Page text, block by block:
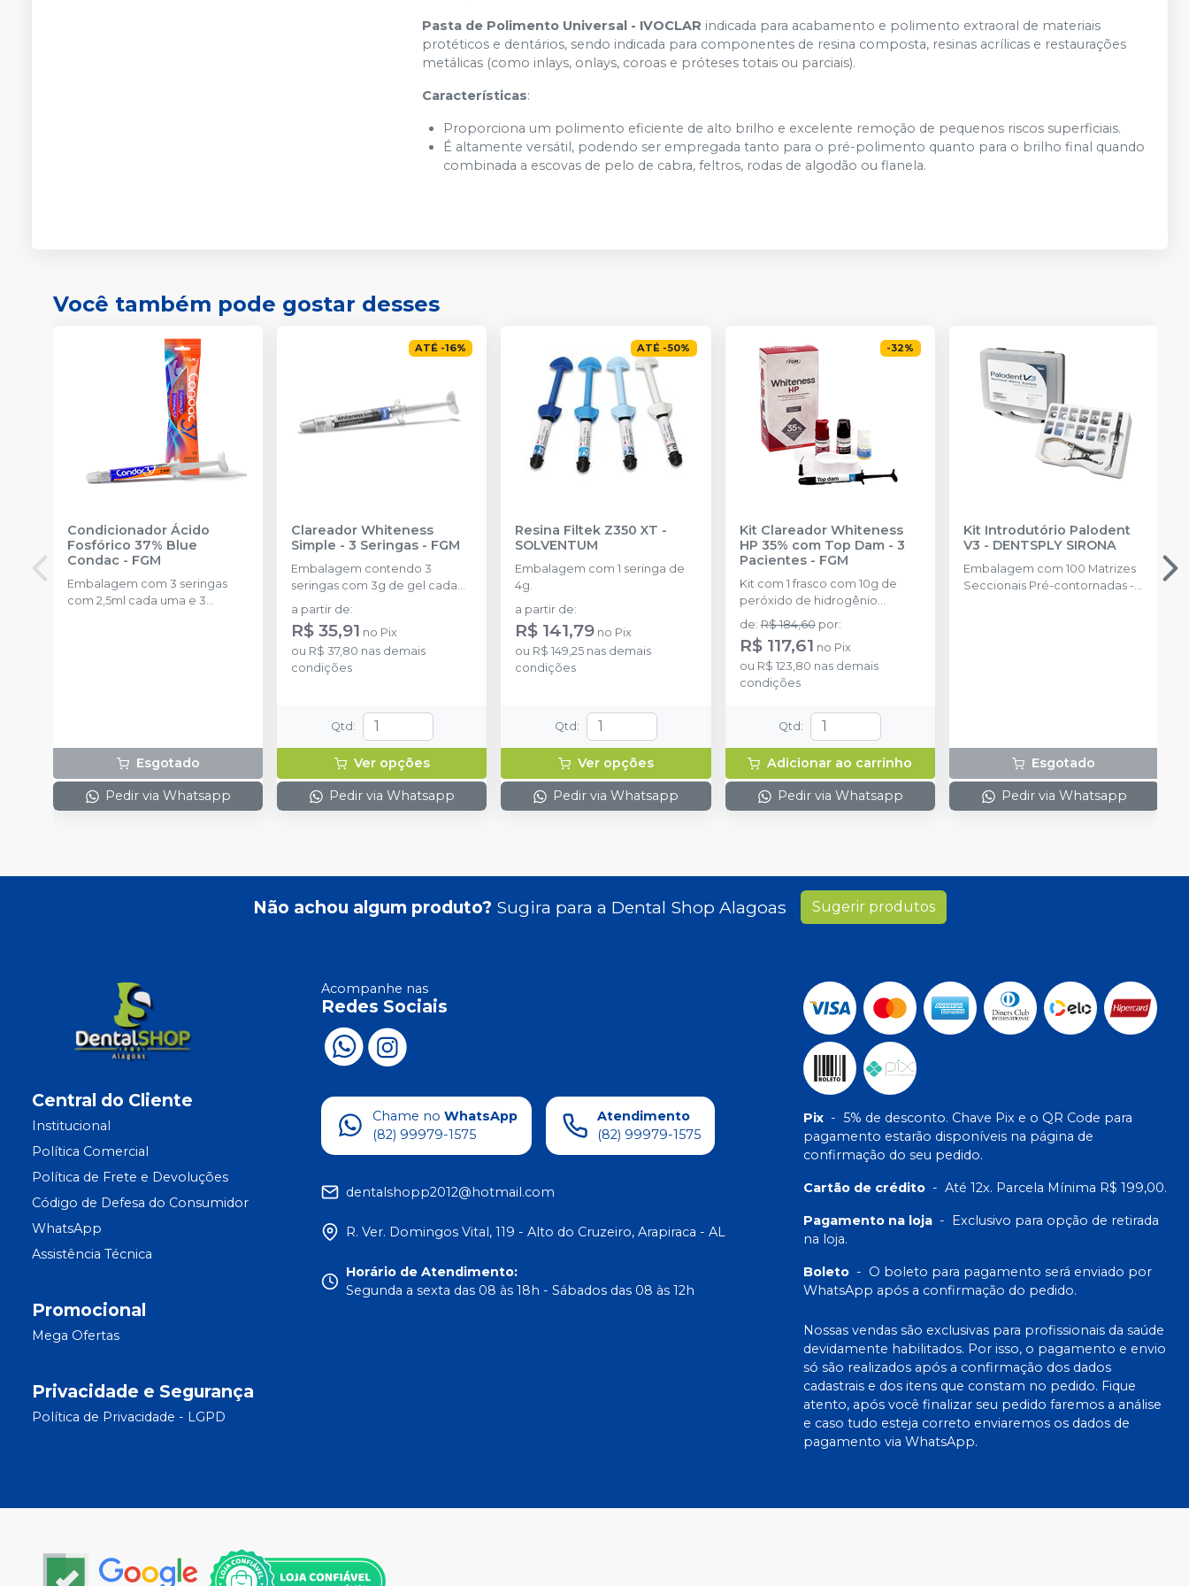
Pasta de Polimento Universal - IVOCLAR indicada para acabamento e polimento extraoral de materiais
protéticos e dentários, sendo indicada para componentes de resina composta, resinas acrílicas e restaurações
metálicas (como inlays, onlays, coroas e próteses totais ou parciais).
Características:
Proporciona um polimento eficiente de alto brilho e excelente remoção de pequenos riscos superficiais.
É altamente versátil, podendo ser empregada tanto para o pré-polimento quanto para o brilho final quando
combinada a escovas de pelo de cabra, feltros, rodas de algodão ou flanela.
Você também pode gostar desses
Condicionador Ácido
Fosfórico 37% Blue
Condac - FGM
Embalagem com 3 seringas
com 2,5ml cada uma e 3
Esgotado
Pedir via Whatsapp
ATÉ -16%
Clareador Whiteness
Simple - 3 Seringas - FGM
Embalagem contendo 3
seringas com 3g de gel cada
a partir de:
R$ 35,91 no Pix
ou R$ 37,80 nas demais
condições
Qtd :
Ver opções
Pedir via Whatsapp
ATÉ -50%
Resina Filtek Z350 XT -
SOLVENTUM
Embalagem com 1 seringa de
4g.
a partir de:
R$ 141,79 no Pix
ou R$ 149,25 nas demais
condições
Qtd :
Ver opções
Pedir via Whatsapp
-32%
Kit Clareador Whiteness
HP 35% com Top Dam - 3
Pacientes- FGM
Kit com 1 frasco com 10g de
peróxido de hidrogênio
concentrado + 1 frasco com 5g
de espessante + 1 frasco com
2g de solução Neutralize
(neutralizante de peróxidos) + 1
espátula e uma placa para
de:R$ 184,60 por:
R$ 117,61 no Pix
ou R$ 123,80 nas demais
condições
Qtd :
Adicionar ao carrinho
Pedir via Whatsapp
Kit Introdutório Palodent
V3 - DENTSPLY SIRONA
Embalagem com 100 Matrizes
Seccionais Pré-contornadas -
Esgotado
Pedir via Whatsapp
Não achou algum produto? Sugira para a Dental Shop Alagoas Sugerir produtos
Central do Cliente
Institucional
Política Comercial
Política de Frete e Devoluções
Código de Defesa do Consumidor
WhatsApp
Assistência Técnica
Promocional
Mega Ofertas
Privacidade e Segurança
Política de Privacidade - LGPD
Acompanhe nas
Redes Sociais
Chame no WhatsApp
(82) 99979-1575
Atendimento
(82) 99979-1575
dentalshopp2012@hotmail.com
R. Ver. Domingos Vital, 119 - Alto do Cruzeiro, Arapiraca - AL
Horário de Atendimento:
Segunda a sexta das 08 às 18h - Sábados das 08 às 12h
Pix - 5% de desconto. Chave Pix e o QR Code para
pagamento estarão disponíveis na página de
confirmação do seu pedido.
Cartão de crédito - Até 12x. Parcela Mínima R$ 199,00.
Pagamento na loja - Exclusivo para opção de retirada
na loja.
Boleto - O boleto para pagamento será enviado por
WhatsApp após a confirmação do pedido.
Nossas vendas são exclusivas para profissionais da saúde
devidamente habilitados. Por isso, o pagamento e envio
só são realizados após a confirmação dos dados
cadastrais e dos itens que constam no pedido. Fique
atento, após você finalizar seu pedido faremos a análise
e caso tudo esteja correto enviaremos os dados de
pagamento via WhatsApp.